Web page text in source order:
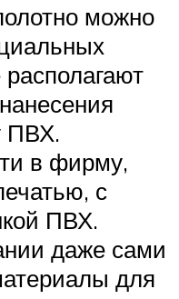
можно
ПВХ.
в фирму,
с
ПВХ.
даже сами
для